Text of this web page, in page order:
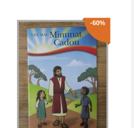
-60%